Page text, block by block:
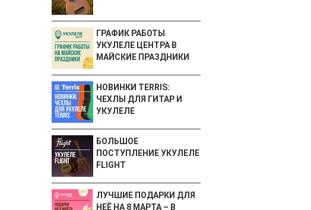
ГРАФИК РАБОТЫ
УКУЛЕЛЕ ЦЕНТРА В
МАЙСКИЕ ПРАЗДНИКИ
НОВИНКИ TERRIS:
ЧЕХЛЫ ДЛЯ ГИТАР И
УКУЛЕЛЕ
БОЛЬШОЕ
ПОСТУПЛЕНИЕ УКУЛЕЛЕ
FLIGHT
ЛУЧШИЕ ПОДАРКИ ДЛЯ
НЕЁ НА 8 МАРТА – В